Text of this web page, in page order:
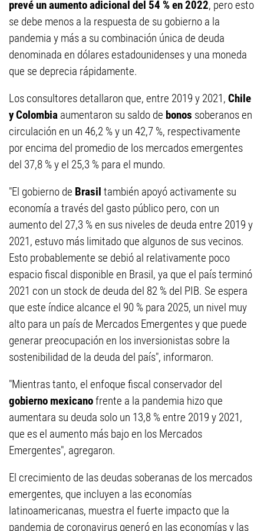
prevé un aumento adicional del 54 % en 2022, pero esto
se debe menos a la respuesta de su gobierno a la
pandemia y más a su combinación única de deuda
denominada en dólares estadounidenses y una moneda
que se deprecia rápidamente.
Los consultores detallaron que, entre 2019 y 2021, Chile
y Colombia aumentaron su saldo de bonos soberanos en
circulación en un 46,2 % y un 42,7 %, respectivamente
por encima del promedio de los mercados emergentes
del 37,8 % y el 25,3 % para el mundo.
"El gobierno de Brasil también apoyó activamente su
economía a través del gasto público pero, con un
aumento del 27,3 % en sus niveles de deuda entre 2019 y
2021, estuvo más limitado que algunos de sus vecinos.
Esto probablemente se debió al relativamente poco
espacio fiscal disponible en Brasil, ya que el país terminó
2021 con un stock de deuda del 82 % del PIB. Se espera
que este índice alcance el 90 % para 2025, un nivel muy
alto para un país de Mercados Emergentes y que puede
generar preocupación en los inversionistas sobre la
sostenibilidad de la deuda del país", informaron.
"Mientras tanto, el enfoque fiscal conservador del
gobierno mexicanofrente a la pandemia hizo que
aumentara su deuda solo un 13,8 % entre 2019 y 2021,
que es el aumento más bajo en los Mercados
Emergentes", agregaron.
El crecimiento de las deudas soberanas de los mercados
emergentes, que incluyen a las economías
latinoamericanas, muestra el fuerte impacto que la
pandemia de coronavirus generó en las economías y las